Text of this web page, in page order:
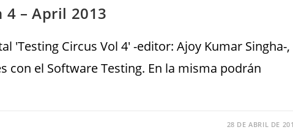
4 – April 2013
'Testing Circus Vol 4' -editor: Ajoy Kumar Singha-,
con el Software Testing. En la misma podrán
28 DE ABRIL DE